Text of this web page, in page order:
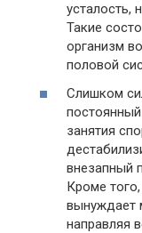
усталость,
Такие
организм
половой
Слишком
занятия
внезапный
Кроме
вынуждает
направляя